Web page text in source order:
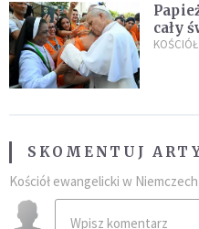
cały
KOŚCIÓŁ
SKOMENTUJ
Kościół ewangelicki w